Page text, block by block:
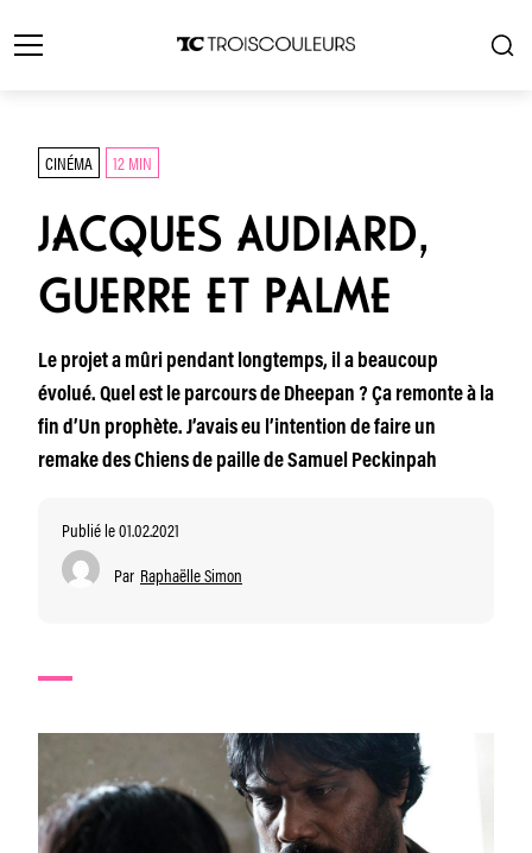
CINÉMA 12 MIN
JACQUES AUDIARD,
GUERRE ET PALME
Le projet a mûri pendant longtemps, il a beaucoup
évolué. Quel est le parcours de Dheepan ? Ça remonte à la
fin d’Un prophète. J’avais eu l’intention de faire un
remake des Chiens de paille de Samuel Peckinpah
Publié le 01.02.2021
Par Raphaëlle Simon